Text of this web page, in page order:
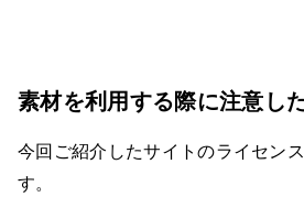
素材を利用する際に注意し
今回ご紹介したサイトのライセン
す。